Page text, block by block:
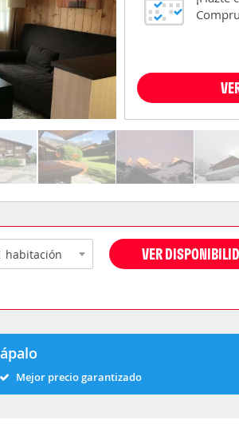
VER
Mejor precio garantizado